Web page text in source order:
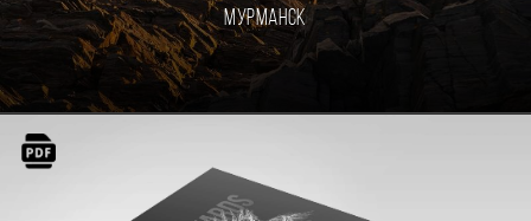
Мурманск